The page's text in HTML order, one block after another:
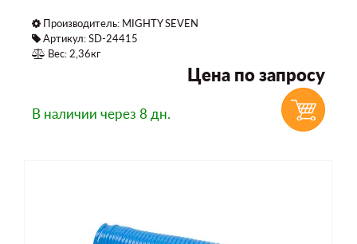
Производитель: MIGHTY SEVEN
Артикул: SD-24415
Вес: 2,36кг
Цена по запросу
В наличии через 8 дн.